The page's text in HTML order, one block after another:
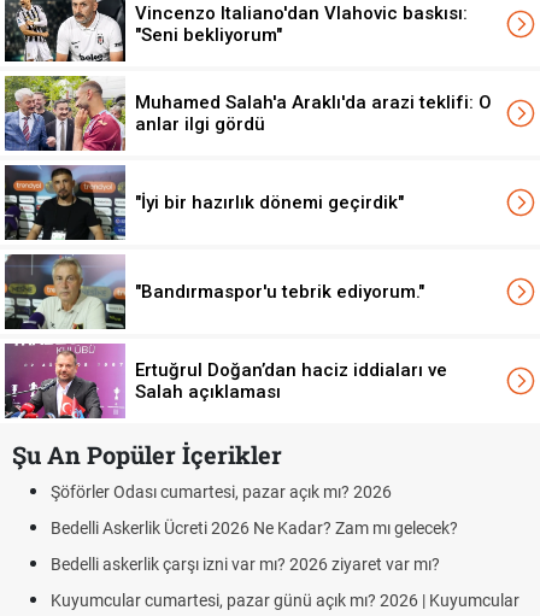
Vincenzo Italiano'dan Vlahovic baskısı:
"Seni bekliyorum"
Muhamed Salah'a Araklı'da arazi teklifi: O
anlar ilgi gördü
"İyi bir hazırlık dönemi geçirdik"
"Bandırmaspor'u tebrik ediyorum."
Ertuğrul Doğan’dan haciz iddiaları ve
Salah açıklaması
Şu An Popüler İçerikler
mı? 2026
Zam mı gelecek?
2026 ziyaret var mı?
açık mı? 2026 | Kuyumcular
Aras Kargo Cumartesi-pazar açık